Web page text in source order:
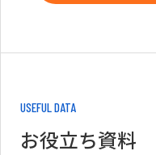
USEFUL DATA
お役立ち資料